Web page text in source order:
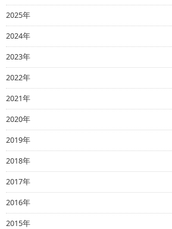
2025年
2024年
2023年
2022年
2021年
2020年
2019年
2018年
2017年
2016年
2015年